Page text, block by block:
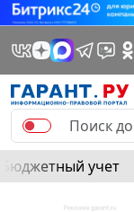
Бюджетный учет